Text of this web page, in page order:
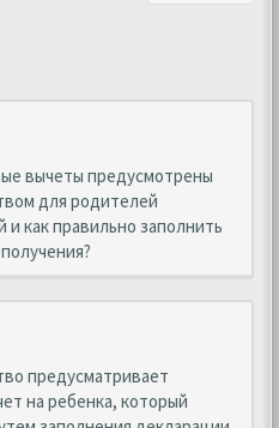
вычеты предусмотрены
для родителей
как правильно заполнить
предусматривает
на ребенка, который